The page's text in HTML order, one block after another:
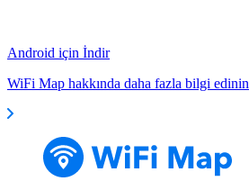
Android için İndir
WiFi Map hakkında daha fazla bilgi edinin